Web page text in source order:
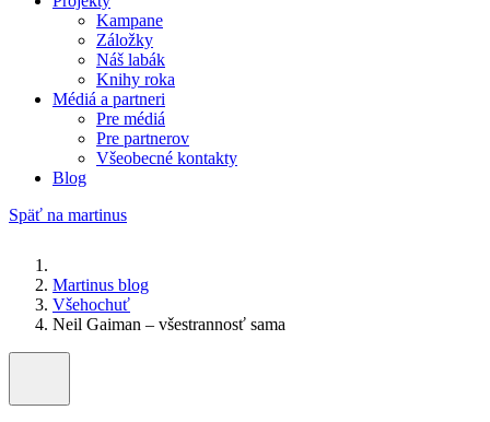
Kampane
Záložky
Náš labák
Knihy roka
Médiá a partneri
Pre médiá
Pre partnerov
Všeobecné kontakty
Blog
Späť na martinus
Martinus blog
Všehochuť
Neil Gaiman – všestrannosť sama